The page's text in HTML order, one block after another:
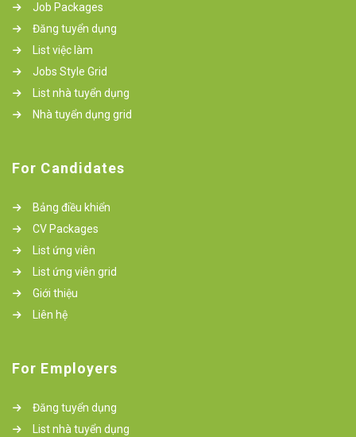
Job Packages
Đăng tuyển dụng
List việc làm
Jobs Style Grid
List nhà tuyển dụng
Nhà tuyển dụng grid
For Candidates
Bảng điều khiển
CV Packages
List ứng viên
List ứng viên grid
Giới thiệu
Liên hệ
For Employers
Đăng tuyển dụng
List nhà tuyển dụng